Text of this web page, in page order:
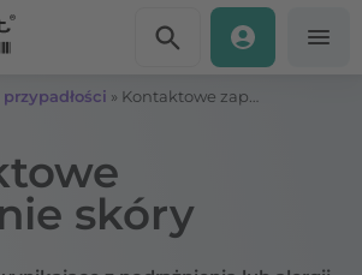
przypadłości »
skóry